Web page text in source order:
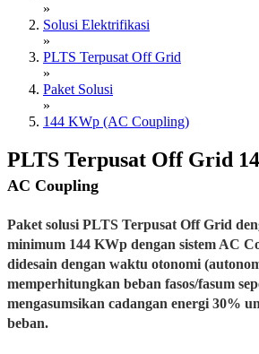
»
Solusi Elektrifikasi
»
PLTS Terpusat Off Grid
»
Paket Solusi
»
144 KWp (AC Coupling)
PLTS Terpusat Off Grid
AC Coupling
Paket solusi PLTS Terpusat Off Grid
minimum 144 KWp dengan sistem AC
didesain dengan waktu otonomi
memperhitungkan beban fasos/fasum
mengasumsikan cadangan energi 30%
beban.